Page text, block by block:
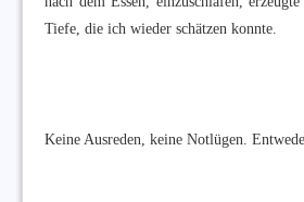
Tiefe, die ich wieder schätzen konnte.
Keine Ausreden, keine Notlügen.